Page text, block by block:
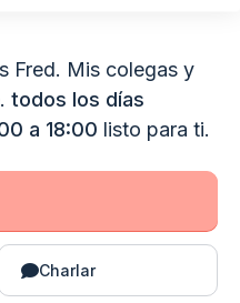
Fred. Mis colegas y
todos los días
a 18:00 listo para ti.
Charlar